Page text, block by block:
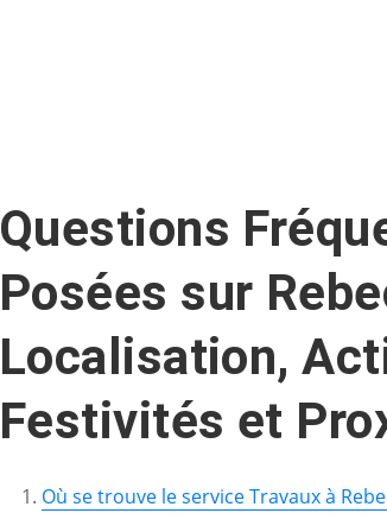
Questions
Posées sur
Localisation,
Festivités et
Où se trouve le service Travaux à